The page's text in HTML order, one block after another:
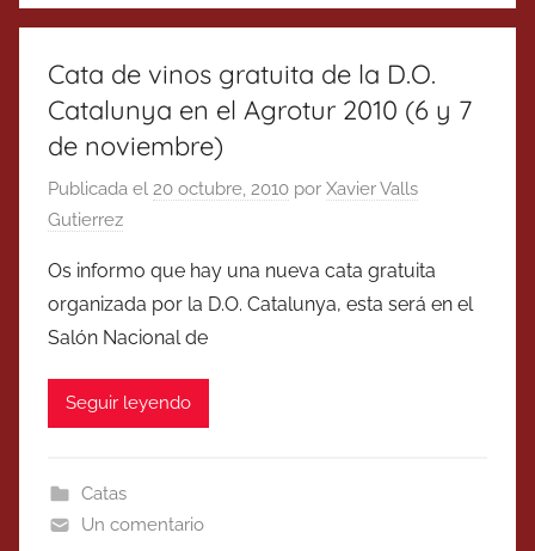
Cata de vinos gratuita de la D.O.
Catalunya en el Agrotur 2010 (6 y 7
de noviembre)
Publicada el 20 octubre, 2010 por Xavier Valls
Gutierrez
Os informo que hay una nueva cata gratuita
organizada por la D.O. Catalunya, esta será en el
Salón Nacional de
Seguir leyendo
Catas
Un comentario